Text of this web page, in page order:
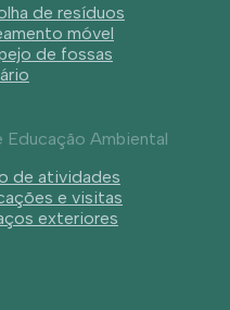
de resíduos
móvel
de fossas
Educação Ambiental
de atividades
e visitas
exteriores